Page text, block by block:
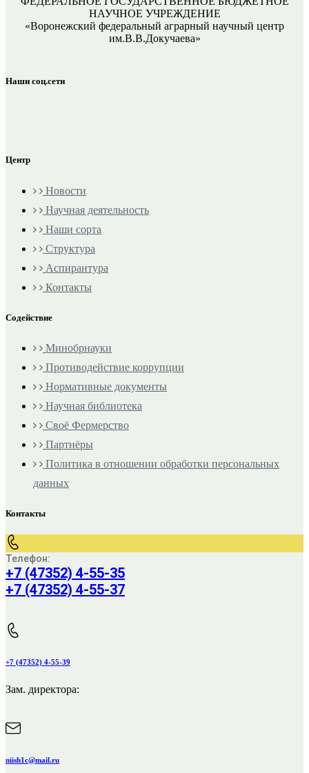
НАУЧНОЕ УЧРЕЖДЕНИЕ
«Воронежский федеральный аграрный научный центр
им.В.В.Докучаева»
Наши соц.сети
Центр
Новости
Научная деятельность
Наши сорта
Структура
Аспирантура
Контакты
Содействие
Минобрнауки
Противодействие коррупции
Нормативные документы
Научная библиотека
Своё Фермерство
Партнёры
Политика в отношении обработки персональных
данных
Контакты
Телефон:
+7 (47352) 4-55-35
+7 (47352) 4-55-37
+7 (47352) 4-55-39
Зам. директора:
niish1c@mail.ru